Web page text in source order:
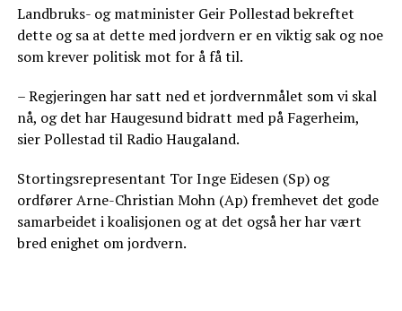
Landbruks- og matminister Geir Pollestad bekreftet
dette og sa at dette med jordvern er en viktig sak og noe
som krever politisk mot for å få til.
– Regjeringen har satt ned et jordvernmålet som vi skal
nå, og det har Haugesund bidratt med på Fagerheim,
sier Pollestad til Radio Haugaland.
Stortingsrepresentant Tor Inge Eidesen (Sp) og
ordfører Arne-Christian Mohn (Ap) fremhevet det gode
samarbeidet i koalisjonen og at det også her har vært
bred enighet om jordvern.